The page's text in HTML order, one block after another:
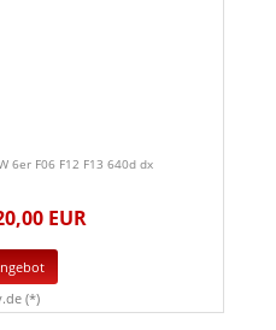
6er F06 F12 F13 640d dx
EUR
(*)